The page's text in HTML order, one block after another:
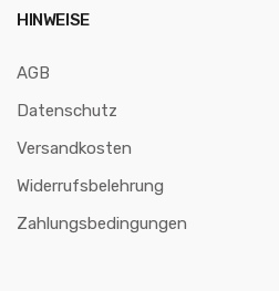
HINWEISE
AGB
Datenschutz
Versandkosten
Widerrufsbelehrung
Zahlungsbedingungen